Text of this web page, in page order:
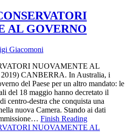
AL GOVERNO
Giacomoni
NUOVAMENTE AL
CANBERRA. In Australia, i
del Paese per un altro mandato: le
del 18 maggio hanno decretato il
centro-destra che conquista una
nuova Camera. Stando ai dati
Finish Reading
NUOVAMENTE AL